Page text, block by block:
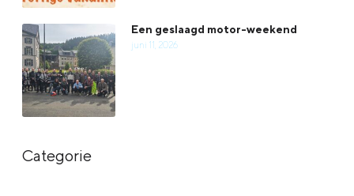
Een geslaagd motor-weekend
juni 11, 2026
Categorie